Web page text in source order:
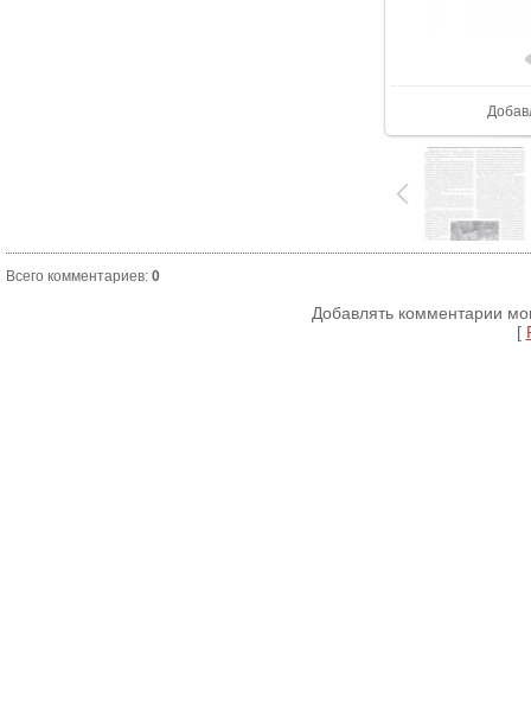
В
Всего комментариев: 0
Добавлять комментарии
[